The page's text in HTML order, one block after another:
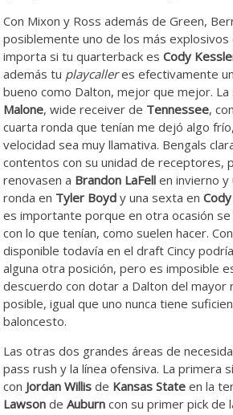
Con Mixon y Ross además de Green,
posiblemente uno de los más explosivos
importa si tu quarterback esCody
además tu playcalleres efectivamente
bueno como Dalton, mejor que mejor. La
Malone, wide receiver de Tennessee,
cuarta ronda que tenían me dejó algo
velocidad sea muy llamativa. Bengals
contentos con su unidad de receptores,
renovasen a Brandon LaFell en invierno y
ronda en Tyler Boyd y una sexta en
es importante porque en otra ocasión
con lo que tenían, como suelen hacer.
disponible todavía en el draft Cincy
alguna otra posición, pero es imposible
descuerdo con dotar a Dalton del mayor
posible, igual que uno nunca tiene
baloncesto.
Las otras dos grandes áreas de
pass rush y la línea ofensiva. La primera
con Jordan Willis de Kansas State en la
Lawson deAuburn con su primer pick de